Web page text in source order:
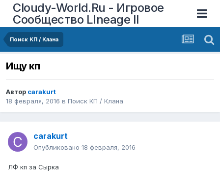
Cloudy-World.Ru - Игровое
Сообщество LIneage II
Поиск КП / Клана
Ищу кп
Автор carakurt
18 февраля, 2016 в Поиск КП / Клана
carakurt
Опубликовано 18 февраля, 2016
ЛФ кп за Сырка